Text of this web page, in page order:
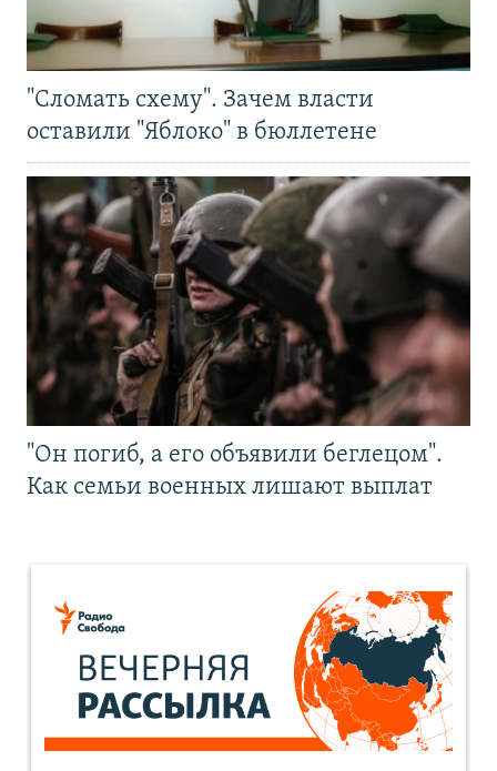
"Сломать схему". Зачем власти
оставили "Яблоко" в бюллетене
"Он погиб, а его объявили беглецом".
Как семьи военных лишают выплат